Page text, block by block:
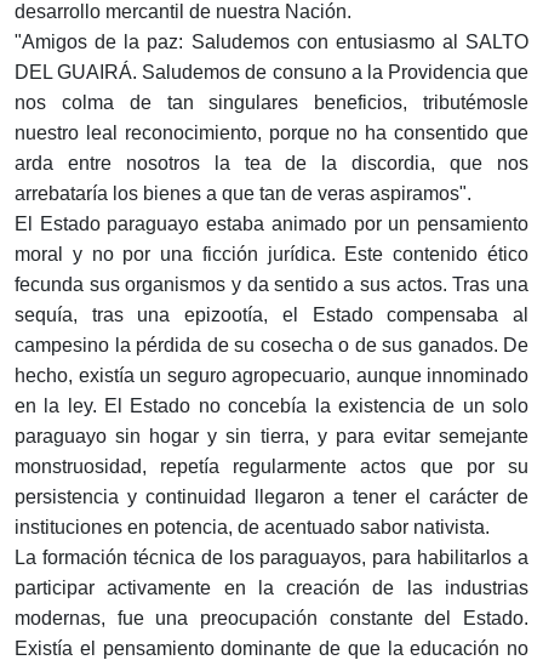
desarrollo mercantil de nuestra Nación.
"Amigos de la paz: Saludemos con entusiasmo al SALTO
DEL GUAIRÁ. Saludemos de consuno a la Providencia que
nos colma de tan singulares beneficios, tributémosle
nuestro leal reconocimiento, porque no ha consentido que
arda entre nosotros la tea de la discordia, que nos
arrebataría los bienes a que tan de veras aspiramos".
El Estado paraguayo estaba animado por un pensamiento
moral y no por una ficción jurídica. Este contenido ético
fecunda sus organismos y da sentido a sus actos. Tras una
sequía, tras una epizootía, el Estado compensaba al
campesino la pérdida de su cosecha o de sus ganados. De
hecho, existía un seguro agropecuario, aunque innominado
en la ley. El Estado no concebía la existencia de un solo
paraguayo sin hogar y sin tierra, y para evitar semejante
monstruosidad, repetía regularmente actos que por su
persistencia y continuidad llegaron a tener el carácter de
instituciones en potencia, de acentuado sabor nativista.
La formación técnica de los paraguayos, para habilitarlos a
participar activamente en la creación de las industrias
modernas, fue una preocupación constante del Estado.
Existía el pensamiento dominante de que la educación no